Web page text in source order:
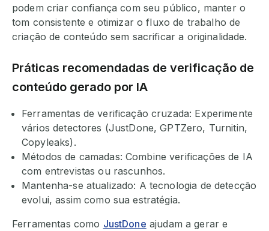
podem criar confiança com seu público, manter o
tom consistente e otimizar o fluxo de trabalho de
criação de conteúdo sem sacrificar a originalidade.
Práticas recomendadas de verificação de
conteúdo gerado por IA
Ferramentas de verificação cruzada: Experimente
vários detectores (JustDone, GPTZero, Turnitin,
Copyleaks).
Métodos de camadas: Combine verificações de IA
com entrevistas ou rascunhos.
Mantenha-se atualizado: A tecnologia de detecção
evolui, assim como sua estratégia.
Ferramentas como JustDone ajudam a gerar e